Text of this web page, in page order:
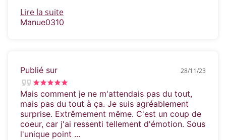
Lire la suite
Manue0310
Publié sur 28/11/23
Mais comment je ne m'attendais pas du tout,
mais pas du tout à ça. Je suis agréablement
surprise. Extrêmement même. C'est un coup de
coeur, car j'ai ressenti tellement d'émotion. Sous
l'unique point ...